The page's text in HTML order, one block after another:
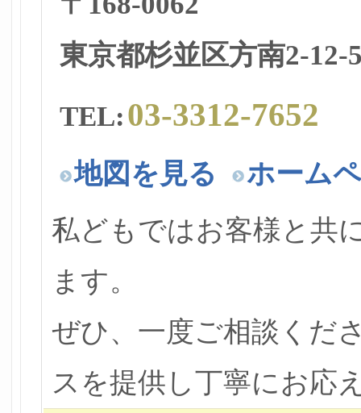
東京都杉並区方南2-12-
TEL:03-3312-7652
地図を見る
ホーム
私どもではお客様と共
ます。
ぜひ、一度ご相談くだ
スを提供し丁寧にお応